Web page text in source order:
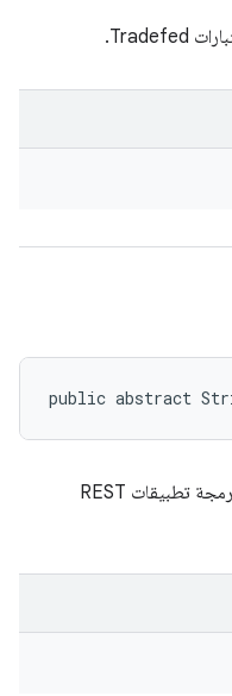
public abstract
احصل على عنوان URL الأساسي لواجهة برمجة تطبيقات REST